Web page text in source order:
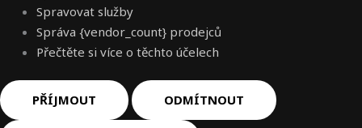
Spravovat služby
Správa {vendor_count} prodejců
Přečtěte si více o těchto účelech
PŘÍJMOUT ODMÍTNOUT